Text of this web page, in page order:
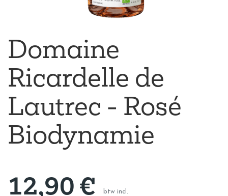
Domaine
Ricardelle de
Lautrec - Rosé
Biodynamie
12,90€ btw incl.